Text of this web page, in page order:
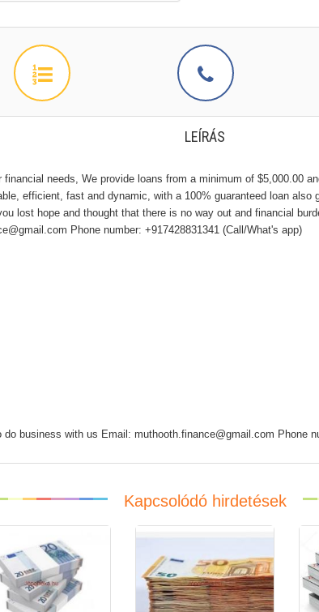
LEÍRÁS
needs, We provide loans from a minimum of $5,000.00
efficient, fast and dynamic, with a 100% guaranteed loan also
lost hope and thought that there is no way out and financial
Phone number: +917428831341 (Call/What's app)
business with us Email: muthooth.finance@gmail.com Phone
Kapcsolódó hirdetések